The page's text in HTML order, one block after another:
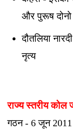
और पुरूष
दौतलिया
नृत्य
राज्य स्तरीय कोल
गठन - 6 जून 2011